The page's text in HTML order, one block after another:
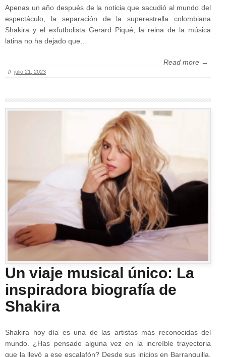
Apenas un año después de la noticia que sacudió al mundo del
espectáculo, la separación de la superestrella colombiana
Shakira y el exfutbolista Gerard Piqué, la reina de la música
latina no ha dejado que…
Read more →
// julio 21, 2023
Un viaje musical único: La
inspiradora biografía de
Shakira
Shakira hoy día es una de las artistas más reconocidas del
mundo. ¿Has pensado alguna vez en la increíble trayectoria
que la llevó a ese escalafón? Desde sus inicios en Barranquilla,